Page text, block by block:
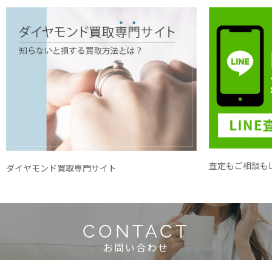
ダイヤモンド買取専門サイト 査定もご相談も
CONTACT
お問い合わせ